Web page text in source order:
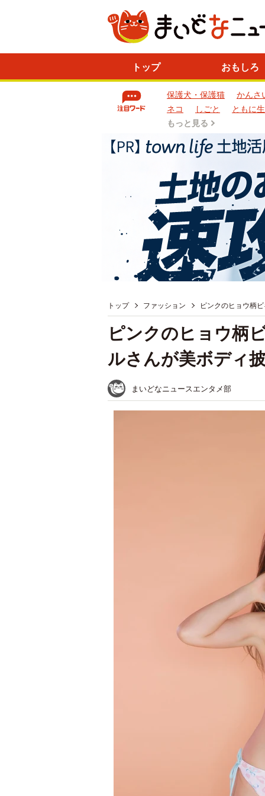
トップ おもしろ
保護犬・保護猫
かんさ
ネコ
しごと
ともに
もっと見る
トップ ファッション ピンクのヒョウ柄
ピンクのヒョウ柄
ルさんが美ボディ
まいどなニュースエンタメ部